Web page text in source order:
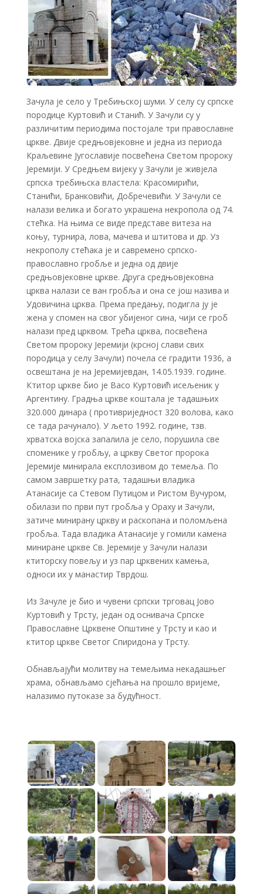
Зачула је село у Требињској шуми. У селу су српске
породице Куртовић и Станић. У Зачули су у
различитим периодима постојале три православне
цркве. Двије средњовјековне и једна из периода
Краљевине Југославије посвећена Светом пророку
Јеремији. У Средњем вијеку у Зачули је живјела
српска требињска властела: Красомирићи,
Станићи, Бранковићи, Добречевићи. У Зачули се
налази велика и богато украшена некропола од 74.
стећка. На њима се виде представе витеза на
коњу, турнира, лова, мачева и штитова и др. Уз
некрополу стећака је и савремено српско-
православно гробље и једна од двије
средњовјековне цркве. Друга средњовјековна
црква налази се ван гробља и она се још назива и
Удовичина црква. Према предању, подигла ју је
жена у спомен на свог убијеног сина, чији се гроб
налази пред црквом. Трећа црква, посвећена
Светом пророку Јеремији (крсној слави свих
породица у селу Зачули) почела се градити 1936, а
освештана је на Јеремијевдан, 14.05.1939. године.
Ктитор цркве био је Васо Куртовић исељеник у
Аргентину. Градња цркве коштала је тадашњих
320.000 динара ( противриједност 320 волова, како
се тада рачунало). У љето 1992. године, тзв.
хрватска војска запалила је село, порушила све
споменике у гробљу, а цркву Светог пророка
Јеремије минирала експлозивом до темеља. По
самом завршетку рата, тадашњи владика
Атанасије са Стевом Путицом и Ристом Вучуром,
обилази по први пут гробља у Ораху и Зачули,
затиче минирану цркву и раскопана и поломљена
гробља. Тада владика Атанасије у гомили камена
миниране цркве Св. Јеремије у Зачули налази
ктиторску повељу и уз пар црквених камења,
односи их у манастир Тврдош.
Из Зачуле је био и чувени српски трговац Јово
Куртовић у Трсту, један од оснивача Српске
Православне Црквене Општине у Трсту и као и
ктитор цркве Светог Спиридона у Трсту.
Обнављајући молитву на темељима некадашњег
храма, обнављамо сјећања на прошло вријеме,
налазимо путоказе за будућност.